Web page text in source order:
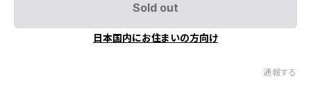
Sold out
日本国内にお住まいの方向け
通報する